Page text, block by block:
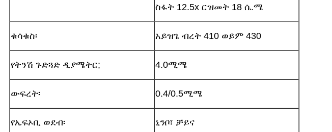
ስፋት 12.5x ርዝመት 18 ሴ.ሜ
ቁሳቁስ፡ አይዝጌ ብረት 410 ወይም 430
የትንሽ ጉድጓድ ዲያሜትር; 4.0ሚሜ
ውፍረት፡ 0.4/0.5ሚሜ
የኤፍኦቢ ወደብ፡ ኒንቦ፣ ቻይና